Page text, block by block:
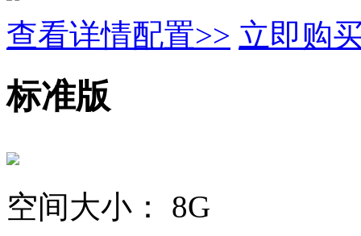
查看详情配置>> 立即购
标准版
空间大小：
8G